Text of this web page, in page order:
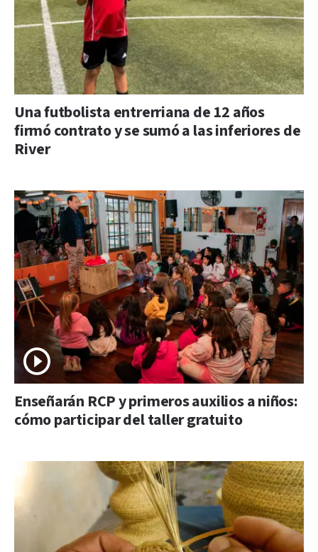
Una futbolista entrerriana de 12 años
firmó contrato y se sumó a las inferiores de
River
Enseñarán RCP y primeros auxilios a niños:
cómo participar del taller gratuito